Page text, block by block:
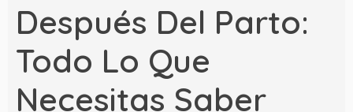
Después Del Parto:
Todo Lo Que
Necesitas Saber